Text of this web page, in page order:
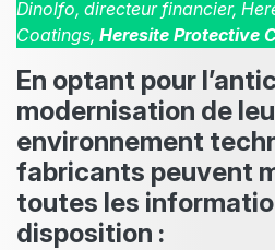
Dinolfo, directeur financier,
Coatings, Heresite Protective
En optant pour
modernisation de
environnement
fabricants peuvent
toutes les
disposition :